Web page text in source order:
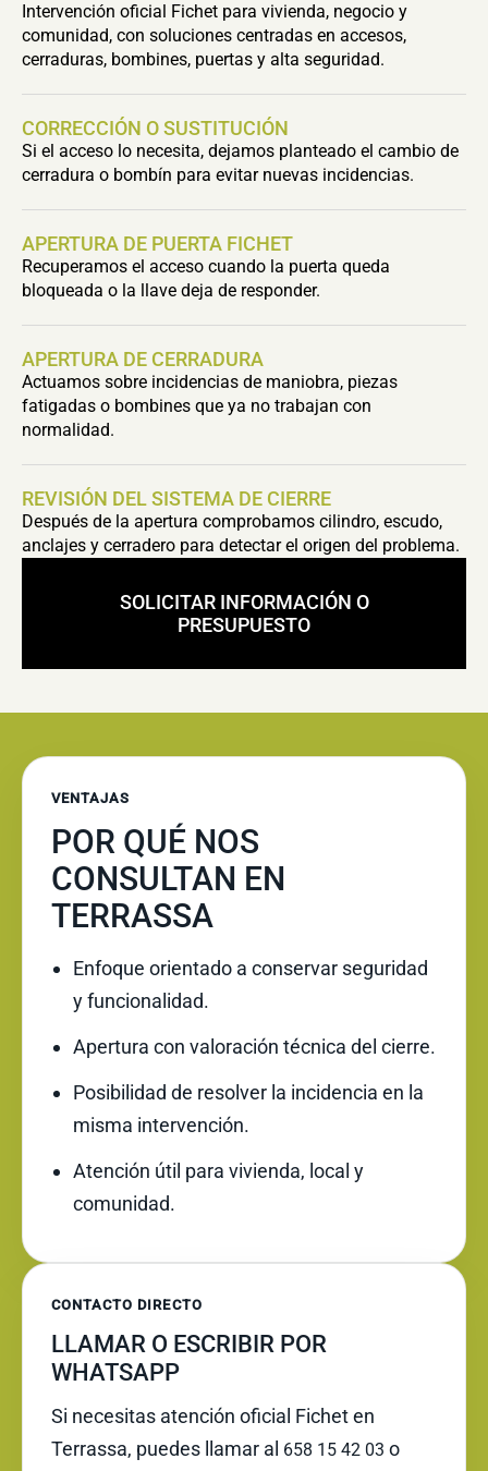
Intervención oficial Fichet para vivienda, negocio y
comunidad, con soluciones centradas en accesos,
cerraduras, bombines, puertas y alta seguridad.
CORRECCIÓN O SUSTITUCIÓN
Si el acceso lo necesita, dejamos planteado el cambio de
cerradura o bombín para evitar nuevas incidencias.
APERTURA DE PUERTA FICHET
Recuperamos el acceso cuando la puerta queda
bloqueada o la llave deja de responder.
APERTURA DE CERRADURA
Actuamos sobre incidencias de maniobra, piezas
fatigadas o bombines que ya no trabajan con
normalidad.
REVISIÓN DEL SISTEMA DE CIERRE
Después de la apertura comprobamos cilindro, escudo,
anclajes y cerradero para detectar el origen del problema.
SOLICITAR INFORMACIÓN O
PRESUPUESTO
VENTAJAS
POR QUÉ NOS
CONSULTAN EN
TERRASSA
Enfoque orientado a conservar seguridad
y funcionalidad.
Apertura con valoración técnica del cierre.
Posibilidad de resolver la incidencia en la
misma intervención.
Atención útil para vivienda, local y
comunidad.
CONTACTO DIRECTO
LLAMAR O ESCRIBIR POR
WHATSAPP
Si necesitas atención oficial Fichet en
Terrassa, puedes llamar al 658 15 42 03 o